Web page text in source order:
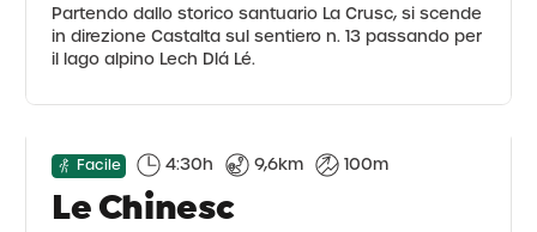
Partendo dallo storico santuario La Crusc, si scende
in direzione Castalta sul sentiero n. 13 passando per
il lago alpino Lech Dlá Lé.
Facile 4:30h 9,6km 100m
Le Chinesc